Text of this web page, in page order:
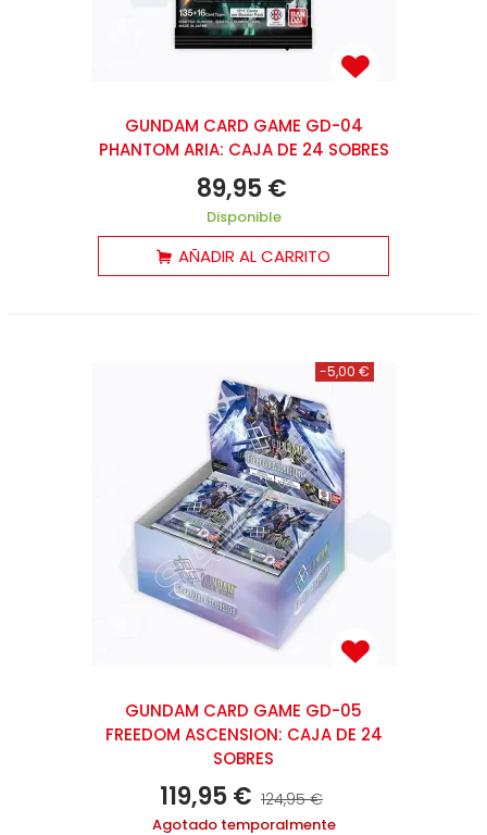
GUNDAM CARD GAME GD-04
PHANTOM ARIA: CAJA DE 24 SOBRES
89,95 €
Disponible
AÑADIR AL CARRITO
-5,00 €
GUNDAM CARD GAME GD-05
FREEDOM ASCENSION: CAJA DE 24
SOBRES
119,95 € 124,95 €
Agotado temporalmente